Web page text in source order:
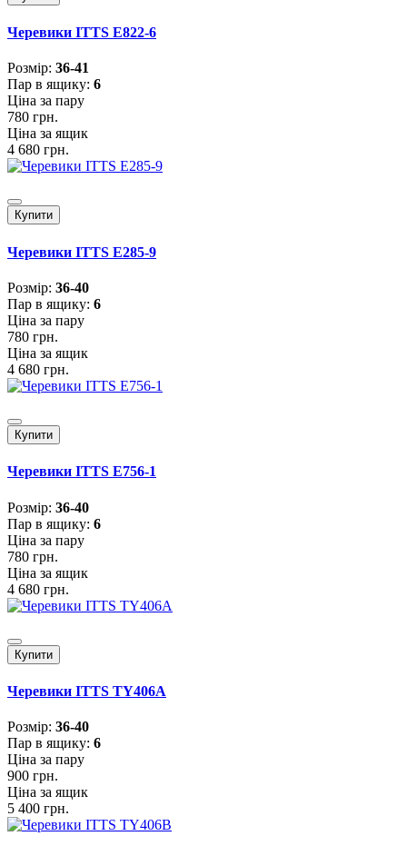
Черевики ITTS E822-6
Розмiр: 36-41
Пар в ящику: 6
Ціна за пару
780 грн.
Ціна за ящик
4 680 грн.
Купити
Черевики ITTS E285-9
Розмiр: 36-40
Пар в ящику: 6
Ціна за пару
780 грн.
Ціна за ящик
4 680 грн.
Купити
Черевики ITTS E756-1
Розмiр: 36-40
Пар в ящику: 6
Ціна за пару
780 грн.
Ціна за ящик
4 680 грн.
Купити
Черевики ITTS TY406A
Розмiр: 36-40
Пар в ящику: 6
Ціна за пару
900 грн.
Ціна за ящик
5 400 грн.